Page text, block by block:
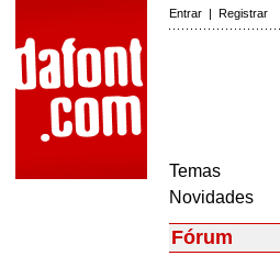
Entrar | Registrar
Temas
Novidades
Fórum